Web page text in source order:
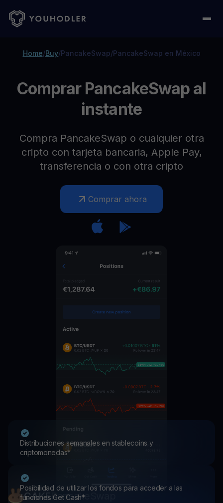
Home/Buy/PancakeSwap/PancakeSwap en México
Comprar PancakeSwap al
instante
Compra PancakeSwap o cualquier otra
cripto con tarjeta bancaria, Apple Pay,
transferencia o con otra cripto
Comprar ahora
Distribuciones semanales en stablecoins y
criptomonedas*
Posibilidad de utilizar los fondos para acceder a las
funciones Get Cash*
CAKEPancakeSwap